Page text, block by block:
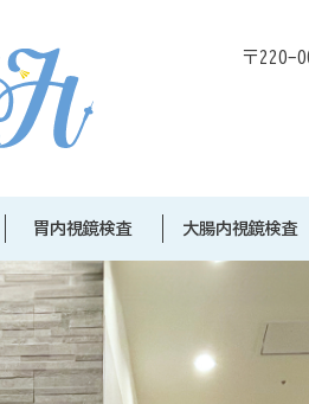
〒220-
胃内視鏡検査 大腸内視鏡検査